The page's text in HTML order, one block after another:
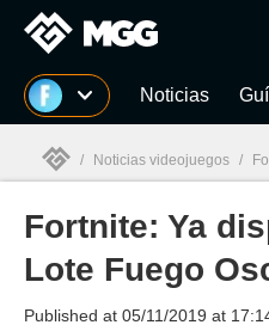
MGG Noticias
MGG
/ Noticias videojuegos /
Fortnite: Ya
Lote Fuego
Published at 05/11/2019 at